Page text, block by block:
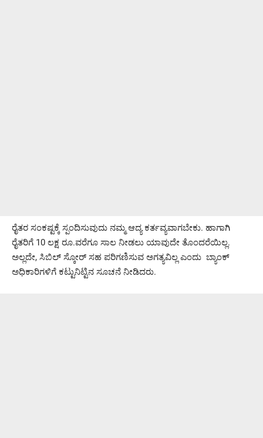
ರೈತರ ಸಂಕಷ್ಟಕ್ಕೆ ಸ್ಪಂದಿಸುವುದು ನಮ್ಮ ಆದ್ಯ ಕರ್ತವ್ಯವಾಗಬೇಕು. ಹಾಗಾಗಿ
ರೈತರಿಗೆ 10 ಲಕ್ಷ ರೂ.ವರೆಗೂ ಸಾಲ ನೀಡಲು ಯಾವುದೇ ತೊಂದರೆಯಿಲ್ಲ.
ಅಲ್ಲದೇ, ಸಿಬಿಲ್ ಸ್ಕೋರ್ ಸಹ ಪರಿಗಣಿಸುವ ಅಗತ್ಯವಿಲ್ಲ ಎಂದು ಬ್ಯಾಂಕ್
ಅಧಿಕಾರಿಗಳಿಗೆ ಕಟ್ಟುನಿಟ್ಟಿನ ಸೂಚನೆ ನೀಡಿದರು.